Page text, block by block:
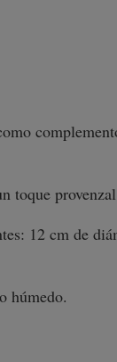
toque
12 cm de
húmedo.